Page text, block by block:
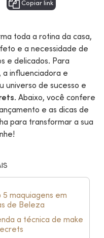
Copiar link
toda a rotina da casa,
e a necessidade de
e delicados. Para
influenciadora e
universo de sucesso e
. Abaixo, você confere
e as dicas de
para transformar a sua
maquiagens em
de Beleza
a técnica de make